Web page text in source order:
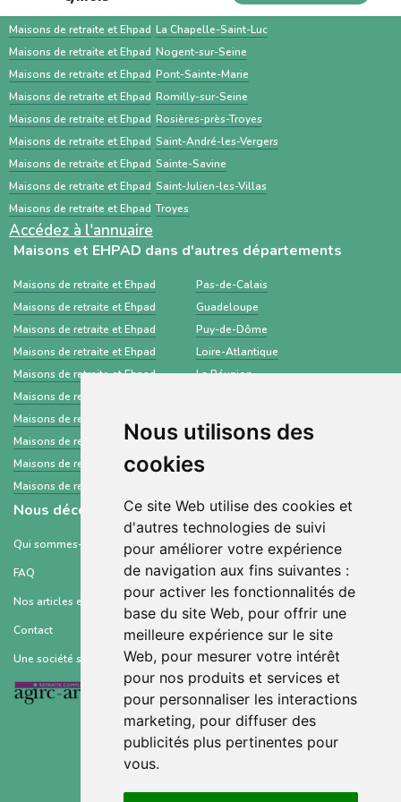
Nous utilisons des
cookies
Ce site Web utilise des cookies et
d'autres technologies de suivi
pour améliorer votre expérience
de navigation aux fins suivantes :
pour activer les fonctionnalités de
base du site Web, pour offrir une
meilleure expérience sur le site
Web, pour mesurer votre intérêt
pour nos produits et services et
pour personnaliser les interactions
marketing, pour diffuser des
publicités plus pertinentes pour
vous.
permet souvent un gain de temps et un
meilleur accompagnement.
complémentaires. À l’inverse, ViaTrajectoire
est un service public gratuit, destiné
principalement aux professionnels de santé,
centré sur les demandes d’admission en
établissements médico-sociaux via un dossier
standardisé.
Maisons de retraite et Ehpad
Maisons de retraite et Ehpad La Chapelle-Saint-Luc
Maisons de retraite et Ehpad Nogent-sur-Seine
Maisons de retraite et Ehpad Pont-Sainte-Marie
Maisons de retraite et Ehpad Romilly-sur-Seine
Maisons de retraite et Ehpad Rosières-près-Troyes
Maisons de retraite et Ehpad Saint-André-les-Vergers
Maisons de retraite et Ehpad Sainte-Savine
Maisons de retraite et Ehpad Saint-Julien-les-Villas
Maisons de retraite et Ehpad Troyes
Accédez à l'annuaire
Maisons et EHPAD dans d'autres départements
Maisons de retraite et Ehpad
Pas-de-Calais
Maisons de retraite et Ehpad
Guadeloupe
Maisons de retraite et Ehpad
Puy-de-Dôme
Maisons de retraite et Ehpad
Loire-Atlantique
Maisons de retraite et Ehpad
La Réunion
Maisons de retraite et Ehpad
Maisons de retraite et Ehpad
Maisons de retraite et Ehpad
Hauts-de-Seine
Maisons de retraite et Ehpad
Alpes-de-Haute-Provence
Maisons de retraite et Ehpad
Nous découvrir
Qui sommes-nous ?
FAQ
Nos articles et ressources
Contact
Une société soutenue par :
Conditions générales d’utilisation